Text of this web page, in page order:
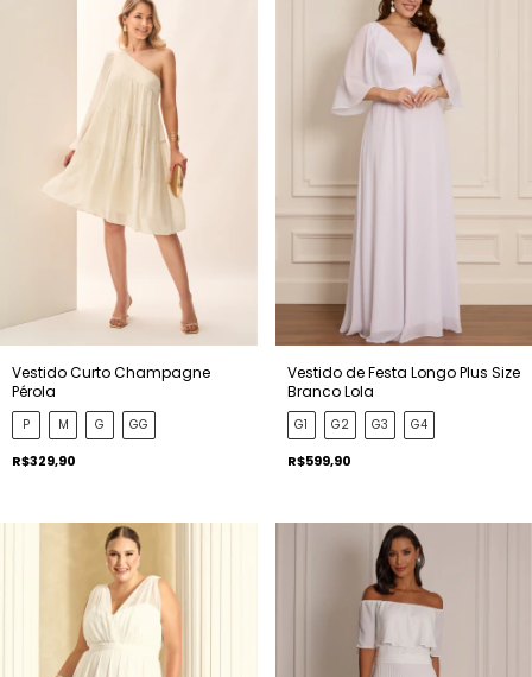
Vestido Curto Champagne
Pérola
P M G GG
R$329,90
Vestido de Festa Longo Plus Size
Branco Lola
G1 G2 G3 G4
R$599,90